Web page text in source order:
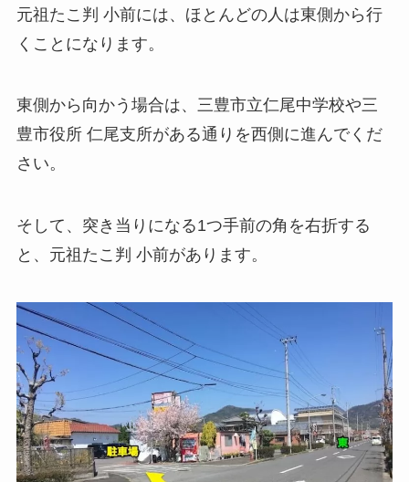
元祖たこ判 小前には、ほとんどの人は東側から行
くことになります。
東側から向かう場合は、三豊市立仁尾中学校や三
豊市役所 仁尾支所がある通りを西側に進んでくだ
さい。
そして、突き当りになる1つ手前の角を右折する
と、元祖たこ判 小前があります。